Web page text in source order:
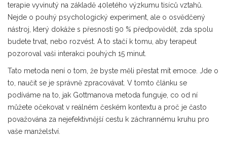
terapie vyvinutý na základě 40letého výzkumu tisíců vztahů
Nejde o pouhý psychologický experiment, ale o osvědčený
nástroj, který dokáže s přesností 90 % předpovědět, zda spolu
budete trvat, nebo rozvést. A to stačí k tomu, aby terapeut
pozoroval vaši interakci pouhých 15 minut.
Tato metoda není o tom, že byste měli přestat mít emoce. Jde o
to, naučit se je správně zpracovávat. V tomto článku se
podíváme na to, jak Gottmanova metoda funguje, co od ní
můžete očekovat v reálném českém kontextu a proč je často
považována za nejefektivnější cestu k záchrannému kruhu pro
vaše manželství.